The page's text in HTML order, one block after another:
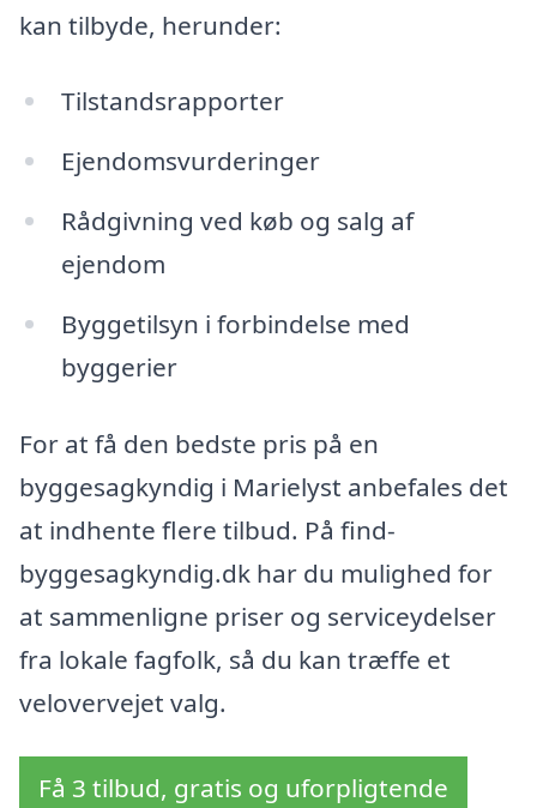
kan tilbyde, herunder:
Tilstandsrapporter
Ejendomsvurderinger
Rådgivning ved køb og salg af
ejendom
Byggetilsyn i forbindelse med
byggerier
For at få den bedste pris på en
byggesagkyndig i Marielyst anbefales det
at indhente flere tilbud. På find-
byggesagkyndig.dk har du mulighed for
at sammenligne priser og serviceydelser
fra lokale fagfolk, så du kan træffe et
velovervejet valg.
Få 3 tilbud, gratis og uforpligtende